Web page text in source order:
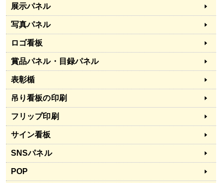
展示パネル
写真パネル
ロゴ看板
賞品パネル・目録パネル
表彰楯
吊り看板の印刷
フリップ印刷
サイン看板
SNSパネル
POP